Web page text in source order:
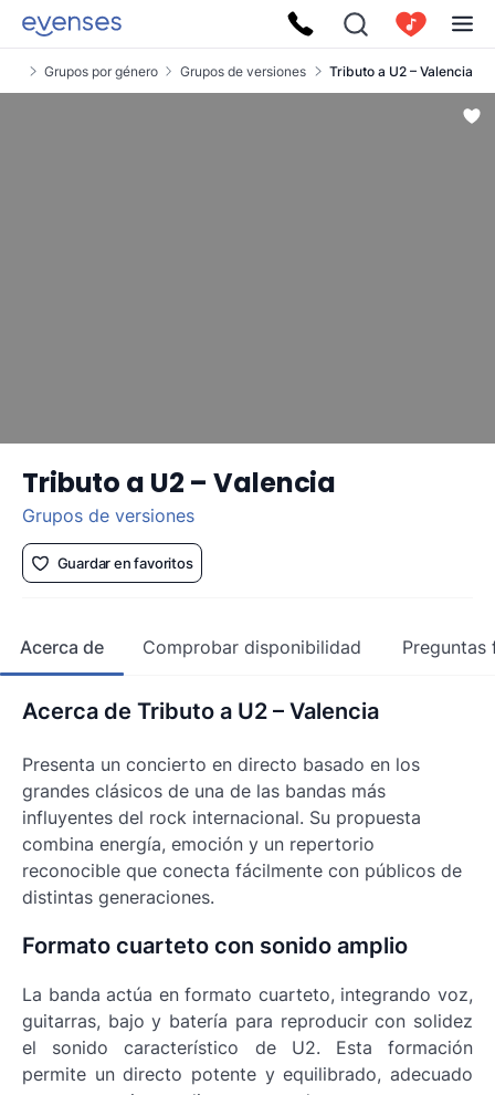
Grupos por género Grupos de versiones Tributo a U2 – Valencia
Tributo a U2 – Valencia
Grupos de versiones
Guardar en favoritos
Acerca de Comprobar disponibilidad Preguntas
Acerca de Tributo a U2 – Valencia
Presenta un concierto en directo basado en los
grandes clásicos de una de las bandas más
influyentes del rock internacional. Su propuesta
combina energía, emoción y un repertorio
reconocible que conecta fácilmente con públicos de
distintas generaciones.
Formato cuarteto con sonido amplio
La banda actúa en formato cuarteto, integrando voz,
guitarras, bajo y batería para reproducir con solidez
el sonido característico de U2. Esta formación
permite un directo potente y equilibrado, adecuado